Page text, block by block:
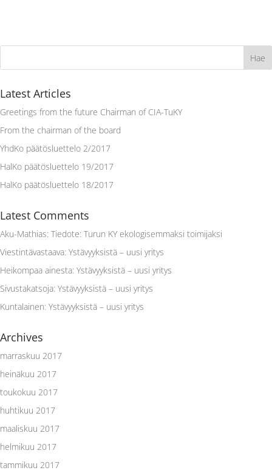
Latest Articles
Greetings from the future Chairman of CIA-TuKY
From the chairman of the board
YhdKo päätösluettelo 2/2017
HalKo päätösluettelo 19/2017
HalKo päätösluettelo 18/2017
Latest Comments
Aku-Mathias: Tiedote: Turun KY ekologisemmaksi toimijaksi
Viestintävastaava: Ystävyyksistä – uusi yritys
Heikompaa ainesta: Ystävyyksistä – uusi yritys
Sivustakatsoja: Ystävyyksistä – uusi yritys
Kuntalainen: Ystävyyksistä – uusi yritys
Archives
marraskuu 2017
heinäkuu 2017
toukokuu 2017
huhtikuu 2017
maaliskuu 2017
helmikuu 2017
tammikuu 2017